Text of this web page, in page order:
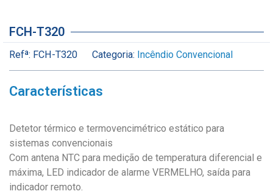
FCH-T320
Refª: FCH-T320 Categoria: Incêndio Convencional
Características
Detetor térmico e termovencimétrico estático para
sistemas convencionais
Com antena NTC para medição de temperatura diferencial e
máxima, LED indicador de alarme VERMELHO, saída para
indicador remoto.